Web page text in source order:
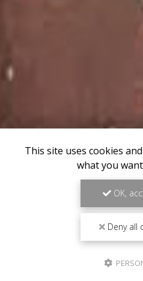
This site uses cookies
what you
OK,
Deny all